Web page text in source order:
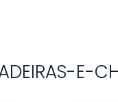
E-